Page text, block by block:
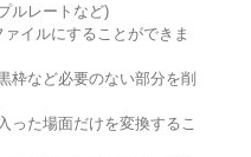
ルレートなど)
イルにすることができま
枠など必要のない部分を削
った場面だけを変換するこ